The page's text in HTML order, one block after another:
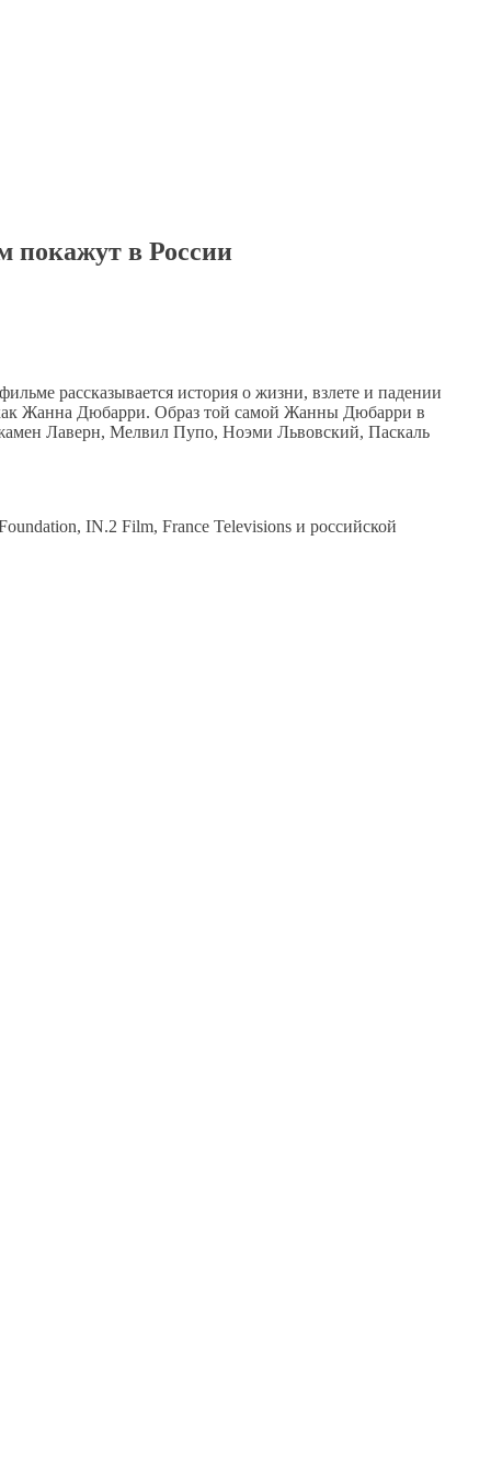
покажут в России
рассказывается история о жизни, взлете и падении
Жанна Дюбарри. Образ той самой Жанны Дюбарри в
Лаверн, Мелвил Пупо, Ноэми Львовский, Паскаль
IN.2 Film, France Televisions и российской